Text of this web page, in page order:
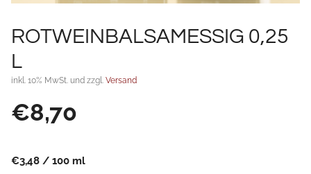
ROTWEINBALSAMESSIG 0,25
L
inkl. 10% MwSt. und zzgl. Versand
€8,70
€3,48 / 100 ml